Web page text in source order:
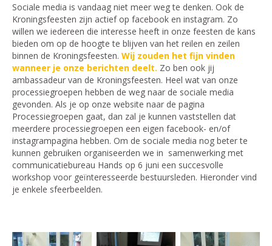
Sociale media is vandaag niet meer weg te denken. Ook de
Kroningsfeesten zijn actief op facebook en instagram. Zo
willen we iedereen die interesse heeft in onze feesten de kans
bieden om op de hoogte te blijven van het reilen en zeilen
binnen de Kroningsfeesten. Wij zouden het fijn vinden
wanneer je onze berichten deelt. Zo ben ook jij
ambassadeur van de Kroningsfeesten. Heel wat van onze
processiegroepen hebben de weg naar de sociale media
gevonden. Als je op onze website naar de pagina
Processiegroepen gaat, dan zal je kunnen vaststellen dat
meerdere processiegroepen een eigen facebook- en/of
instagrampagina hebben. Om de sociale media nog beter te
kunnen gebruiken organiseerden we in samenwerking met
communicatiebureau Hands op 6 juni een succesvolle
workshop voor geïnteresseerde bestuursleden. Hieronder vind
je enkele sfeerbeelden.